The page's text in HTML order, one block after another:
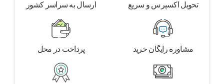
تحویل اکسپرس و سریع ارسال به سراسر کشور
مشاوره رایگان خرید پرداخت در محل